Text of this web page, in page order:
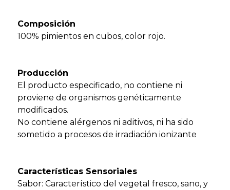
Composición
100% pimientos en cubos, color rojo.
Producción
El producto especificado, no contiene ni
proviene de organismos genéticamente
modificados.
No contiene alérgenos ni aditivos, ni ha sido
sometido a procesos de irradiación ionizante
Características Sensoriales
Sabor: Característico del vegetal fresco, sano, y